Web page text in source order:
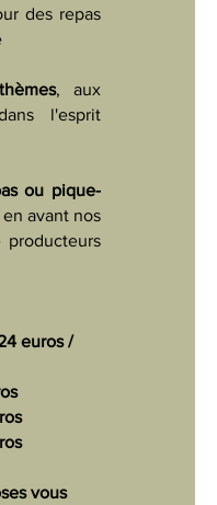
des repas
, aux
l'esprit
ou pique-
avant nos
euros /
vous